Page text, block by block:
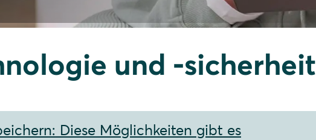
und -sicherheit
Diese Möglichkeiten gibt es